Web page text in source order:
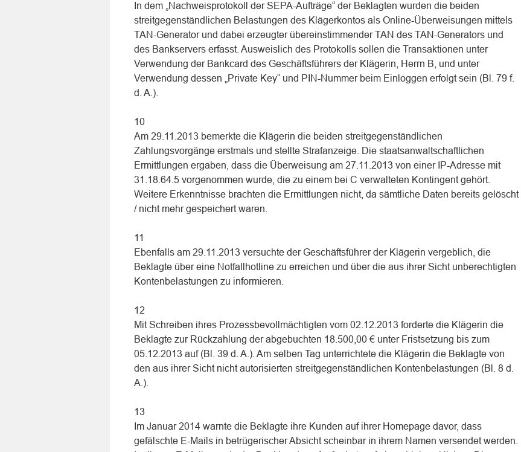
In dem „Nachweisprotokoll der SEPA-Aufträge“ der Beklagten wurden die beiden
streitgegenständlichen Belastungen des Klägerkontos als Online-Überweisungen mittels
TAN-Generator und dabei erzeugter übereinstimmender TAN des TAN-Generators und
des Bankservers erfasst. Ausweislich des Protokolls sollen die Transaktionen unter
Verwendung der Bankcard des Geschäftsführers der Klägerin, Herrn B, und unter
Verwendung dessen „Private Key“ und PIN-Nummer beim Einloggen erfolgt sein (Bl. 79 f.
d. A.).
10
Am 29.11.2013 bemerkte die Klägerin die beiden streitgegenständlichen
Zahlungsvorgänge erstmals und stellte Strafanzeige. Die staatsanwaltschaftlichen
Ermittlungen ergaben, dass die Überweisung am 27.11.2013 von einer IP-Adresse mit
31.18.64.5 vorgenommen wurde, die zu einem bei C verwalteten Kontingent gehört.
Weitere Erkenntnisse brachten die Ermittlungen nicht, da sämtliche Daten bereits gelöscht
/ nicht mehr gespeichert waren.
11
Ebenfalls am 29.11.2013 versuchte der Geschäftsführer der Klägerin vergeblich, die
Beklagte über eine Notfallhotline zu erreichen und über die aus ihrer Sicht unberechtigten
Kontenbelastungen zu informieren.
12
Mit Schreiben ihres Prozessbevollmächtigten vom 02.12.2013 forderte die Klägerin die
Beklagte zur Rückzahlung der abgebuchten 18.500,00 € unter Fristsetzung bis zum
05.12.2013 auf (Bl. 39 d. A.). Am selben Tag unterrichtete die Klägerin die Beklagte von
den aus ihrer Sicht nicht autorisierten streitgegenständlichen Kontenbelastungen (Bl. 8 d.
A.).
13
Im Januar 2014 warnte die Beklagte ihre Kunden auf ihrer Homepage davor, dass
gefälschte E-Mails in betrügerischer Absicht scheinbar in ihrem Namen versendet werden.